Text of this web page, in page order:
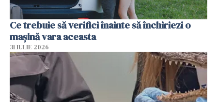
Ce trebuie să verifici înainte să închiriezi o
mașină vara aceasta
31 IULIE 2026